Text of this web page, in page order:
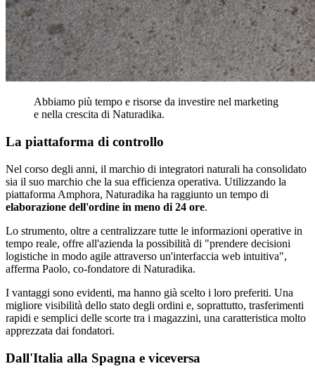
Abbiamo più tempo e risorse da investire nel marketing
e nella crescita di Naturadika.
La piattaforma di controllo
Nel corso degli anni, il marchio di integratori naturali ha consolidato
sia il suo marchio che la sua efficienza operativa. Utilizzando la
piattaforma Amphora, Naturadika ha raggiunto un tempo di
elaborazione dell'ordine in meno di 24 ore.
Lo strumento, oltre a centralizzare tutte le informazioni operative in
tempo reale, offre all'azienda la possibilità di "prendere decisioni
logistiche in modo agile attraverso un'interfaccia web intuitiva",
afferma Paolo, co-fondatore di Naturadika.
I vantaggi sono evidenti, ma hanno già scelto i loro preferiti. Una
migliore visibilità dello stato degli ordini e, soprattutto, trasferimenti
rapidi e semplici delle scorte tra i magazzini, una caratteristica molto
apprezzata dai fondatori.
Dall'Italia alla Spagna e viceversa